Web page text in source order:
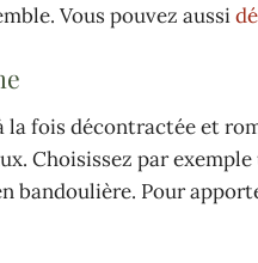
Vous pouvez aussi
la fois décontractée et
Choisissez par
bandoulière. Pour